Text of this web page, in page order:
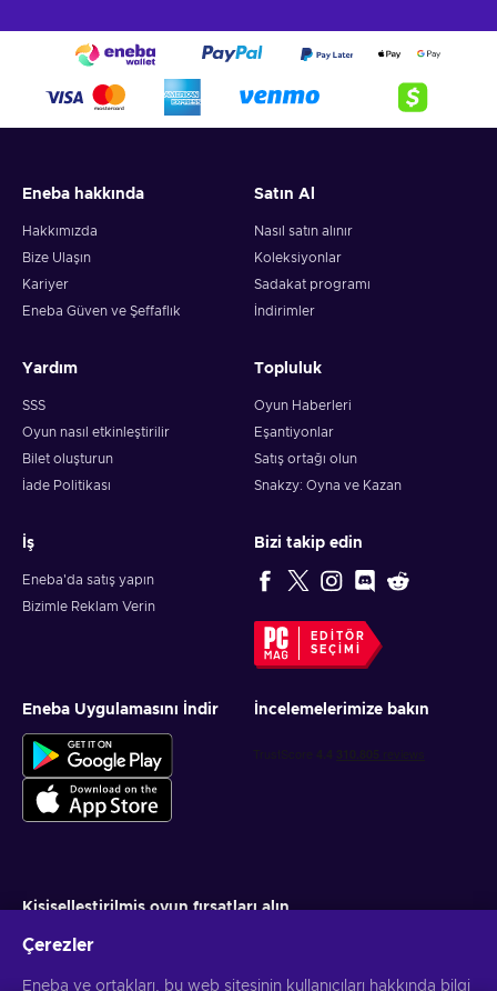
Eneba hakkında
Hakkımızda
Bize Ulaşın
Kariyer
Eneba Güven ve Şeffaflık
Satın Al
Nasıl satın alınır
Koleksiyonlar
Sadakat programı
İndirimler
Yardım
SSS
Oyun nasıl etkinleştirilir
Bilet oluşturun
İade Politikası
Topluluk
Oyun Haberleri
Eşantiyonlar
Satış ortağı olun
Snakzy: Oyna ve Kazan
İş
Eneba'da satış yapın
Bizimle Reklam Verin
Bizi takip edin
EDITÖR
SEÇIMI
Eneba Uygulamasını İndir İncelemelerimize bakın
Kişiselleştirilmiş oyun fırsatları alın
Aboneliğinizi istediğiniz zaman iptal edebilirsiniz. Daha fazla bilgi için
Çerezler
Eneba ve ortakları, bu web sitesinin kullanıcıları hakkında bilgi